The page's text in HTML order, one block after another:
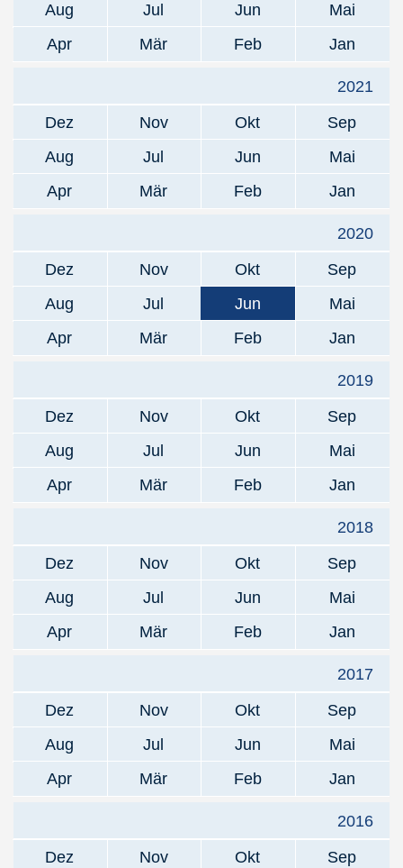
Aug
Jul Jun
Mai
Apr
Mär Feb Jan
2021
Dez
Nov Okt
Sep
Aug
Jul Jun
Mai
Apr
Mär Feb Jan
2020
Dez
Nov Okt
Sep
Aug
Jul Jun
Mai
Apr
Mär Feb Jan
2019
Dez
Nov Okt
Sep
Aug
Jul Jun
Mai
Apr
Mär Feb Jan
2018
Dez
Nov Okt
Sep
Aug
Jul Jun
Mai
Apr
Mär Feb Jan
2017
Dez
Nov Okt
Sep
Aug
Jul Jun
Mai
Apr
Mär Feb Jan
2016
Dez
Nov Okt
Sep